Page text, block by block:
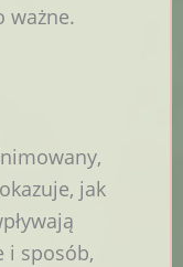
ważne.
jak
i sposób,